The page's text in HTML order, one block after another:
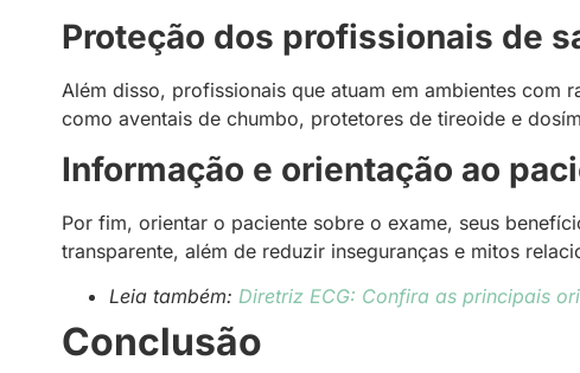
Proteção dos profissionais de
Além disso, profissionais que atuam em ambientes com
como aventais de chumbo, protetores de tireoide e
Informação e orientação ao
Por fim, orientar o paciente sobre o exame, seus
transparente, além de reduzir inseguranças e mitos
Leia também: Diretriz ECG: Confira as principais
Conclusão